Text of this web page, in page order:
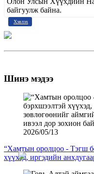
байгуулж байна.
Хэвлэх
Шинэ мэдээ
2026/05/13
“Хамтын оролцоо - Тэгш
хүүхэд, иргэдийн